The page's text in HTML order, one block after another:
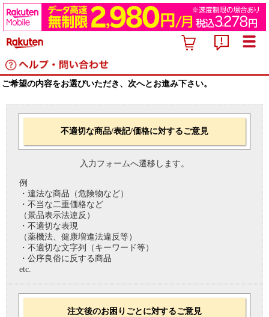
ご希望の内容をお選びいただき、次へとお進み下さい。
不適切な商品/表記/価格に対するご意見
入力フォームへ遷移します。
例
・違法な商品（危険物など）
・不当な二重価格など
（景品表示法違反）
・不適切な表現
（薬機法、健康増進法違反等）
・不適切な文字列（キーワード等）
・公序良俗に反する商品
etc.
注文後のお困りごとに対するご意見